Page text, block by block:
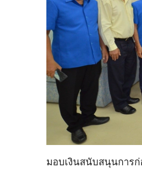
มอบเงินสนับสนุนการก่